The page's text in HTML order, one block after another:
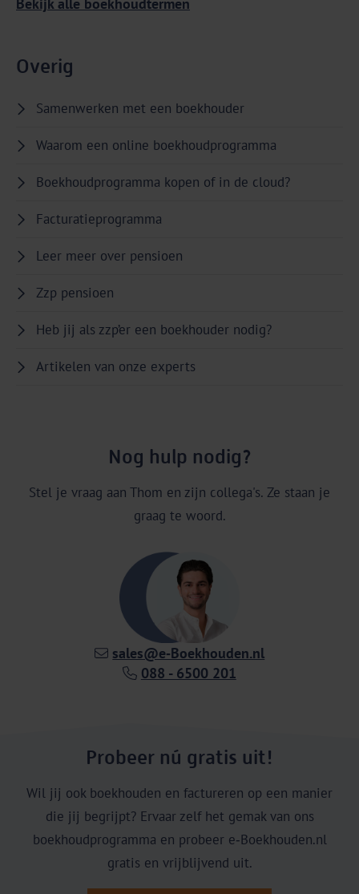
Bekijk alle boekhoudtermen
Overig
Samenwerken met een boekhouder
Waarom een online boekhoudprogramma
Boekhoudprogramma kopen of in de cloud?
Facturatieprogramma
Leer meer over pensioen
Zzp pensioen
Heb jij als zzp’er een boekhouder nodig?
Artikelen van onze experts
Nog hulp nodig?
Stel je vraag aan Thom en zijn collega's. Ze staan je
graag te woord.
sales@e‑Boekhouden.nl
088 - 6500 201
Probeer nú gratis uit!
Wil jij ook boekhouden en factureren op een manier
die jij begrijpt? Ervaar zelf het gemak van ons
boekhoudprogramma en probeer e‑Boekhouden.nl
gratis en vrijblijvend uit.